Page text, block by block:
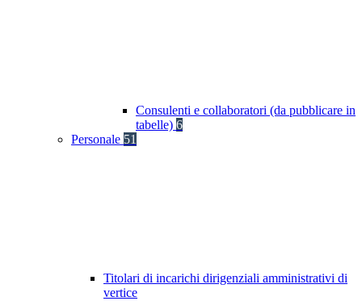
Consulenti e collaboratori (da pubblicare in
tabelle) 6
Personale 51
Titolari di incarichi dirigenziali amministrativi di
vertice